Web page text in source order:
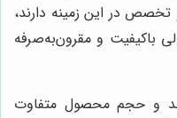
تخصص در این زمینه دارند،
باکیفیت و مقرون‌به‌صرفه
و حجم محصول متفاوت